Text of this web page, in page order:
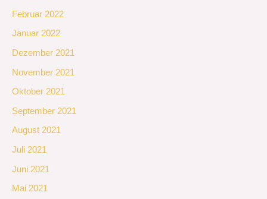
Februar 2022
Januar 2022
Dezember 2021
November 2021
Oktober 2021
September 2021
August 2021
Juli 2021
Juni 2021
Mai 2021